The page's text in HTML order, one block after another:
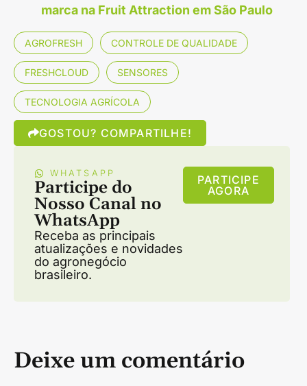
marca na Fruit Attraction em São Paulo
AGROFRESH CONTROLE DE QUALIDADE
FRESHCLOUD SENSORES
TECNOLOGIA AGRÍCOLA
GOSTOU? COMPARTILHE!
WHATSAPP
Participe do
Nosso Canal no
WhatsApp
Receba as principais
atualizações e novidades
do agronegócio
brasileiro.
PARTICIPE
AGORA
Deixe um comentário